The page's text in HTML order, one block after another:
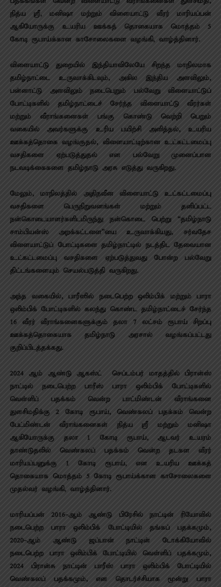
நித்ய ஸ்ரீ, மனிஷா மற்றும் விளையாட்டு வீரர் மாரியப்பன்
ஆகியோருக்கு உயரிய ஊக்கத் தொகையாக மொத்தம் 5
கோடி ரூபாய்க்கான காசோலைகளை வழங்கி, வாழ்த்தினார்.
விளையாட்டு துறையில் இந்தியாவிலேயே சிறந்த மாநிலமாக
தமிழ்நாட்டை உருவாக்கிடவும், அகில இந்திய அளவிலும்,
பன்னாட்டு அளவிலும் நடைபெறும் பல்வேறு விளையாட்டுப்
போட்டிகளில் தமிழ்நாட்டைச் சேர்ந்த விளையாட்டு வீரர்கள்
மற்றும் வீராங்கனைகள் பங்கு கொண்டு வெற்றி பெறும்
வகையில் அவர்களுக்கு உரிய பயிற்சி அளித்தல், உயரிய
ஊக்கத்தொகை வழங்குதல், விளையாட்டிற்கான உட்கட்டமைப்பு
வசதிகளை ஏற்படுத்துதல் என பல்வேறு முனைப்பான
நடவடிக்கைகளை தமிழ்நாடு அரசு எடுத்து வருகிறது.
மேலும், மாநிலத்தில் அதிநவீன விளையாட்டு உட்கட்டமைப்பு
வசதிகளை பெருநிறுவனங்கள் மற்றும் தனிப்பட்ட
நன்கொடையாளர்களிடமிருந்து நன்கொடை பெற்று “தமிழ்நாடு
சாம்பியன்ஸ் அறக்கட்டளை”யை உருவாக்கியது, சர்வதேச
விளையாட்டுப் போட்டிகளை தமிழ்நாட்டில் நடத்திட தேவையான
உட்கட்டமைப்பு வசதிகளை ஏற்படுத்துவது போன்ற பல்வேறு
திட்டங்களையும் செயல்படுத்தி வருகிறது.
அந்த வகையில், பாரீஸில் நடைபெற்ற ஒலிம்பிக் மற்றும் பாரா
ஒலிம்பிக் போட்டிகளில் கலந்து கொண்ட தமிழ்நாட்டைச் சேர்ந்த
16 வீரர் வீராங்கனைகளுக்கும் தலா 7 லட்சம் ரூபாய் சிறப்பு
ஊக்கத்தொகையாக தமிழ்நாடு அரசால் வழங்கப்பட்டது
குறிப்பிடத்தக்கது.
2024 ஆம் ஆண்டு ஆகஸ்ட் – செப்டம்பர் மாதத்தில் பிரான்ஸ்
நாட்டில் நடைபெற்ற பாரீஸ் பாரா ஒலிம்பிக் போட்டிகளில்
வெள்ளிப் பதக்கம் வென்ற பாட்மிண்டன் வீராங்கனை
துளசிமதிக்கு 2 கோடி ரூபாய், வெண்கலப் பதக்கம் வென்ற
பேட்மிண்டன் வீராங்கனைகள் நித்ய ஸ்ரீ மற்றும் மனிஷா
ஆகியோருக்கு தலா 1 கோடி ரூபாய், ஆடவர் உயரம்
தாண்டுதலில் வெண்கலப் பதக்கம் வென்ற தடகள வீரர்
மாரியப்பனுக்கு 1 கோடி ரூபாய், என உயரிய ஊக்கத்
தொகையாக மொத்தம் 5 கோடி ரூபாய்க்கான காசோலைகளை
முதல்வர் வழங்கி, வாழ்த்தினார்.
மாரியப்பன் 2016-ஆம் ஆண்டு பிரேசில் நாட்டின் ரியோவில்
நடைபெற்ற பாரா ஒலிம்பிக் போட்டியில் தங்கப் பதக்கமும்,
2020-ஆம் ஆண்டு ஜப்பான் நாட்டின் டோக்கியோவில்
நடைபெற்ற பாரா ஒலிம்பிக் போட்டியில் வெள்ளிப் பதக்கமும்,
2024 பிரான்சு நாட்டின் பாரீஸ் பாரா ஒலிம்பிக் போட்டியில்
வெண்கலப் பதக்கமும், என தொடர்ச்சியாக மூன்று பாரா